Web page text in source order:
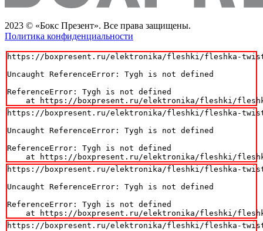
2023 © «Бокс Презент». Все права защищены.
Политика конфиденциальности
https://boxpresent.ru/elektronika/fleshki/fleshka-twist-
Uncaught ReferenceError: Tygh is not defined
ReferenceError: Tygh is not defined
at https://boxpresent.ru/elektronika/fleshki/
https://boxpresent.ru/elektronika/fleshki/fleshka-twist-
Uncaught ReferenceError: Tygh is not defined
ReferenceError: Tygh is not defined
at https://boxpresent.ru/elektronika/fleshki/
https://boxpresent.ru/elektronika/fleshki/fleshka-twist-
Uncaught ReferenceError: Tygh is not defined
ReferenceError: Tygh is not defined
at https://boxpresent.ru/elektronika/fleshki/
https://boxpresent.ru/elektronika/fleshki/fleshka-twist-